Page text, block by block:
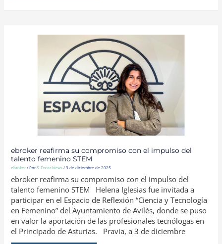
ebroker reafirma su compromiso con el impulso del
talento femenino STEM
ebroker/ PorS. Fecor News/3 de diciembre de 2025
ebroker reafirma su compromiso con el impulso del
talento femenino STEM Helena Iglesias fue invitada a
participar en el Espacio de Reflexión “Ciencia y Tecnología
en Femenino” del Ayuntamiento de Avilés, donde se puso
en valor la aportación de las profesionales tecnólogas en
el Principado de Asturias. Pravia, a 3 de diciembre
EBROKER
COMPROMISO
IMPULSO
TALENTO
FEMENINO
STEM